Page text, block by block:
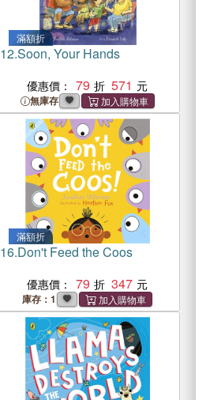
滿額折
12.Soon, Your Hands
優惠價： 79 571
無庫存
滿額折
16.Don't Feed the Coos
優惠價： 79 347
庫存：1